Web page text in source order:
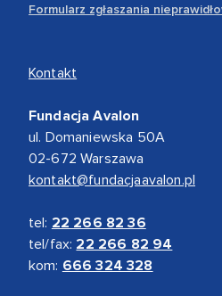
Formularz zgłaszania
Kontakt
Fundacja Avalon
ul. Domaniewska 50A
02-672 Warszawa
kontakt@fundacjaavalon.pl
tel: 22 266 82 36
tel/fax: 22 266 82 94
kom: 666 324 328